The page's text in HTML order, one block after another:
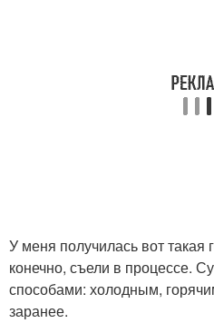
У меня получилась вот такая
конечно, съели в процессе.
способами: холодным,
заранее.